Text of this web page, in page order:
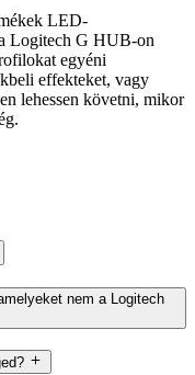
LED-
Logitech G HUB-on
egyéni
effekteket, vagy
lehessen követni, mikor
nem a Logitech